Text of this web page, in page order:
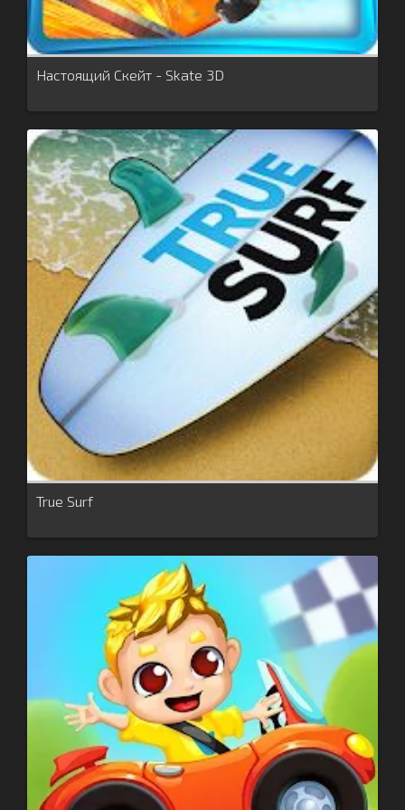
Настоящий Скейт - Skate 3D
True Surf